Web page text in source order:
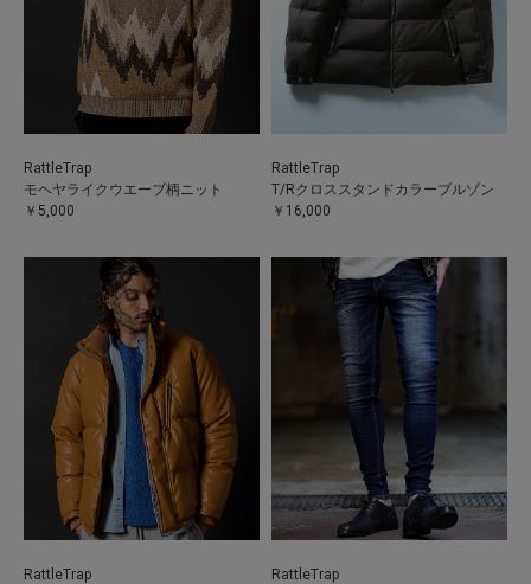
RattleTrap
モヘヤライクウエーブ柄ニット
￥5,000
RattleTrap
T/Rクロススタンドカラーブルゾン
￥16,000
RattleTrap RattleTrap